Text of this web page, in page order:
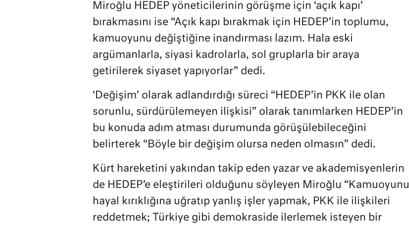
Miroğlu HEDEP yöneticilerinin görüşme için ‘açık kapı’
bırakmasını ise “Açık kapı bırakmak için HEDEP’in toplumu,
kamuoyunu değiştiğine inandırması lazım. Hala eski
argümanlarla, siyasi kadrolarla, sol gruplarla bir araya
getirilerek siyaset yapıyorlar” dedi.
‘Değişim’ olarak adlandırdığı süreci “HEDEP’in PKK ile olan
sorunlu, sürdürülemeyen ilişkisi” olarak tanımlarken HEDEP’in
bu konuda adım atması durumunda görüşülebileceğini
belirterek “Böyle bir değişim olursa neden olmasın” dedi.
Kürt hareketini yakından takip eden yazar ve akademisyenlerin
de HEDEP’e eleştirileri olduğunu söyleyen Miroğlu “Kamuoyunu
hayal kırıklığına uğratıp yanlış işler yapmak, PKK ile ilişkileri
reddetmek; Türkiye gibi demokraside ilerlemek isteyen bir